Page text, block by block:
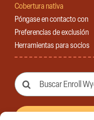
Cobertura nativa
Póngase en contacto con
Preferencias de exclusión
Herramientas para socios
Buscar: